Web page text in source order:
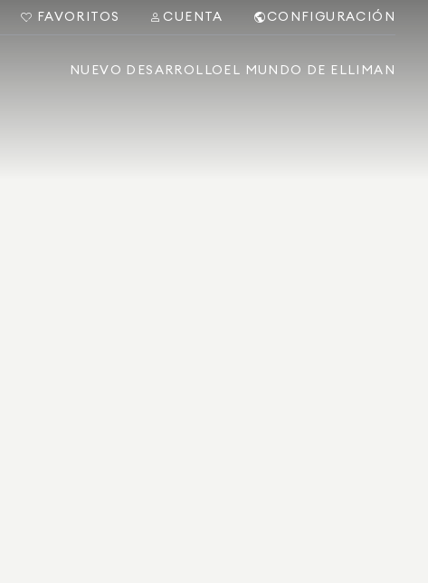
FAVORITOS CUENTA CONFIGURACIÓN
NUEVO DESARROLLO EL MUNDO DE ELLIMAN